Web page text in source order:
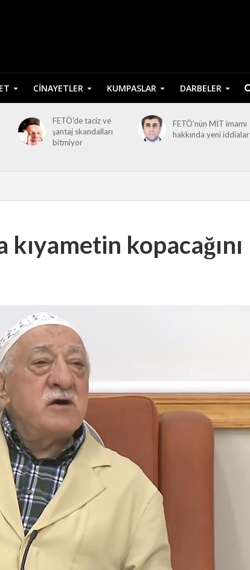
CINAYETLER KUMPASLAR DARBELER
FETÖ’de taciz ve
şantaj skandalları
bitmiyor
FETÖ’nün MİT imamı
hakkında yeni iddialar
kıyametin kopacağını